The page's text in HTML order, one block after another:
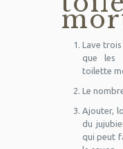
Lave
que les
toilette
Le
Ajouter,
du
qui peut